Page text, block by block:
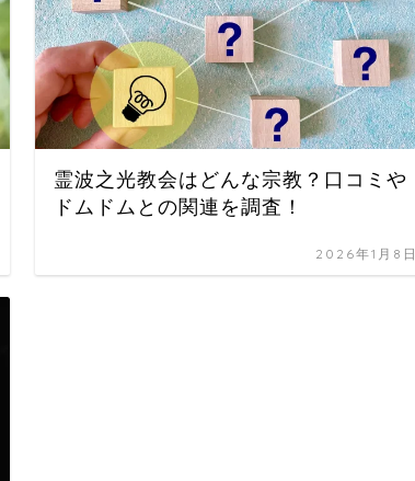
霊波之光教会はどんな宗教？口コミや
ドムドムとの関連を調査！
2026年1月8日